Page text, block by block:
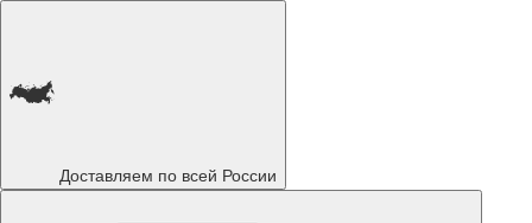
Доставляем по всей России